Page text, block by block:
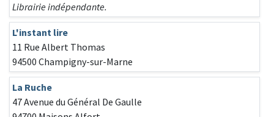
Librairie indépendante.
L'instant lire
11 Rue Albert Thomas
94500 Champigny-sur-Marne
La Ruche
47 Avenue du Général De Gaulle